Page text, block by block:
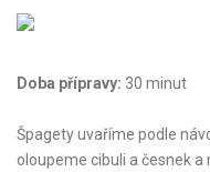
Doba přípravy: 30 minut
Špagety uvaříme podle
oloupeme cibuli a česnek